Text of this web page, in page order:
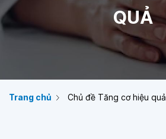
QUẢ
Trang chủ Chủ đề Tăng cơ hiệu quả